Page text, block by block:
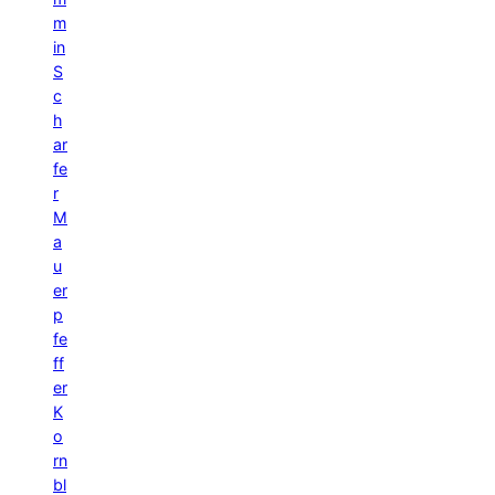
m
in
S
c
h
ar
fe
r
M
a
u
er
p
fe
ff
er
K
o
rn
bl